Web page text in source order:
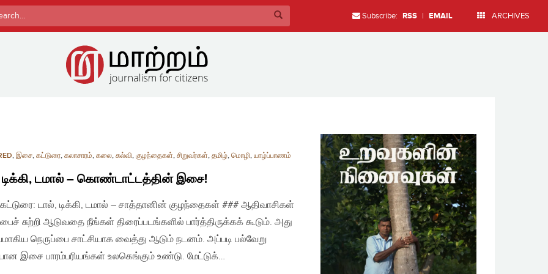
Subscribe: RSS | EMAIL ARCHIVES
, இசை, கட்டுரை, கலாசாரம், கலை, கல்வி, குழந்தைகள், சிறுவர்கள், தமிழ், மொழி, யாழ்ப்பாணம்
டிக்கி, டமால் – கொண்டாட்டத்தின் இசை!
டால், டிக்கி, டமால் – சாத்தானின் குழந்தைகள் ### ஆதிவாசிகள்
சுற்றி ஆடுவதை நீங்கள் திரைப்படங்களில் பார்த்திருக்கக் கூடும். அது
நெருப்பை சாட்சியாக வைத்து ஆடும் நடனம். அப்படி பல்வேறு
இசை பாரம்பரியங்கள் உலகெங்கும் உண்டு. மேட்டுக்…